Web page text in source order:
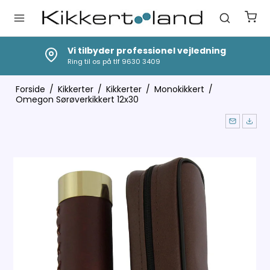
Vi tilbyder professionel vejledning
Ring til os på tlf 9630 3409
Forside / Kikkerter / Kikkerter / Monokikkert /
Omegon Sørøverkikkert 12x30